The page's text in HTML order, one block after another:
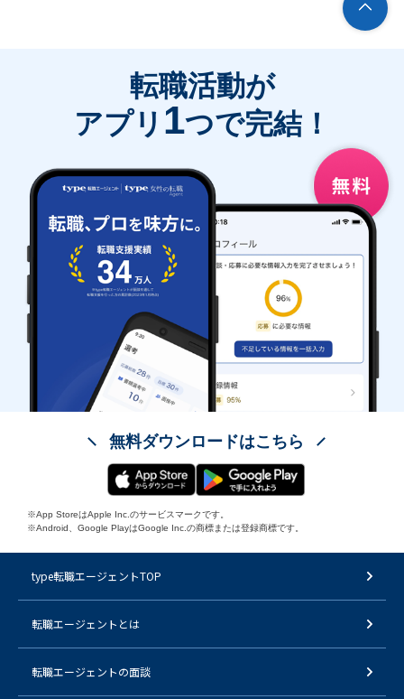
転職活動が
アプリ 1つで完結！
無料ダウンロードはこちら
※App StoreはApple Inc.のサービスマークです。
※Android、Google PlayはGoogle Inc.の商標または登録商標です。
type転職エージェントTOP
転職エージェントとは
転職エージェントの面談